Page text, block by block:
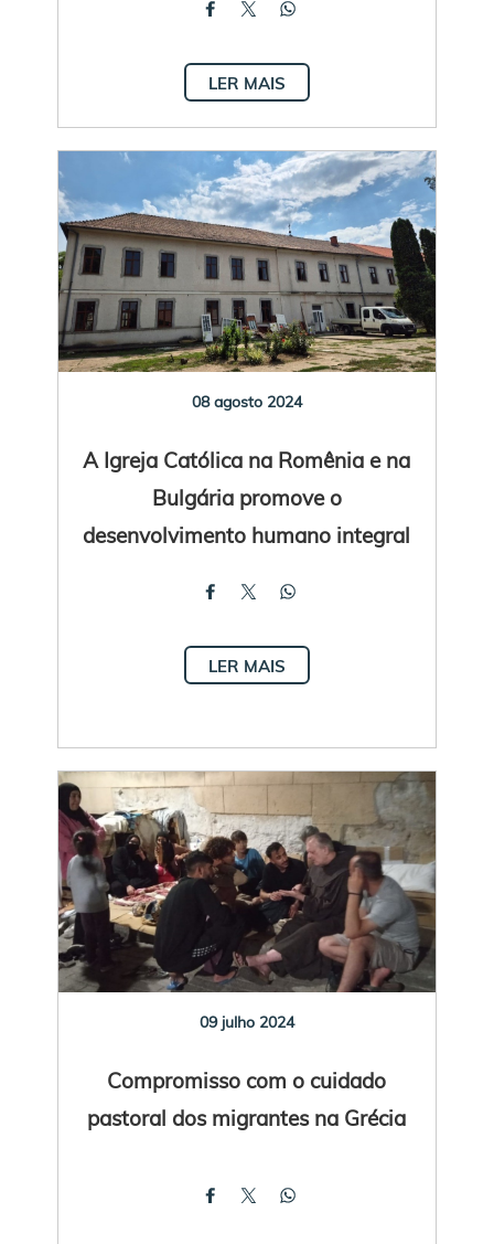
LER MAIS
08 agosto 2024
A Igreja Católica na Romênia e na
Bulgária promove o
desenvolvimento humano integral
LER MAIS
09 julho 2024
Compromisso com o cuidado
pastoral dos migrantes na Grécia